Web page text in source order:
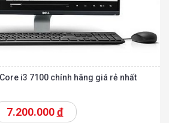
i3 7100 chính hãng giá rẻ nhất
7.200.000đ